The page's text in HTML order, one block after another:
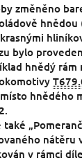
změněno
bylo
hnědý
hnědého
.
nátěru
v rámci